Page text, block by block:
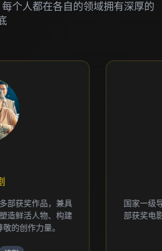
个人都在各自的领域拥有深厚的
部获奖作品，兼具
造鲜活人物、构建
的创作力量。
国家一级
部获奖电